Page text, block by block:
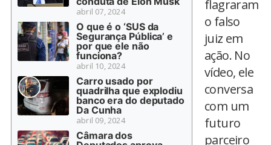
abril 07, 2024
O que é o ‘SUS da
Segurança Pública’ e
por que ele não
funciona?
abril 10, 2024
Carro usado por
quadrilha que explodiu
banco era do deputado
Da Cunha
abril 09, 2024
Câmara dos
flagraram
o falso
juiz em
ação. No
vídeo, ele
conversa
com um
futuro
parceiro